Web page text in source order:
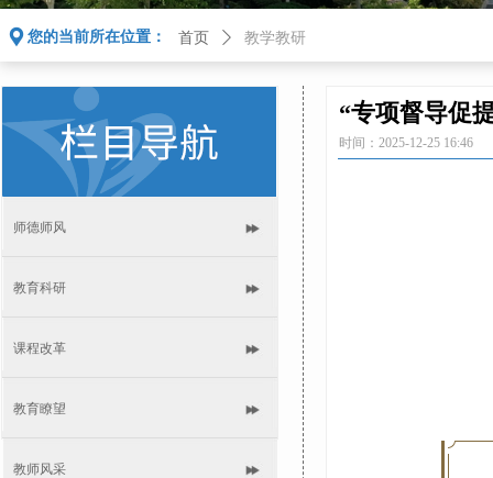
师德师风
教育科研
课程改革
教育瞭望
教师风采
您的当前所在位置： 首页 ꄲ 教学教研
끇
时间： 2025-12-25 16:46
“专项督导促